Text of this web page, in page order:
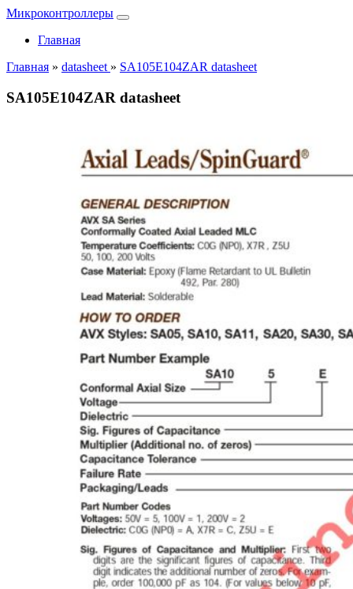
Микроконтроллеры
Главная
Главная » datasheet » SA105E104ZAR datasheet
SA105E104ZAR datasheet